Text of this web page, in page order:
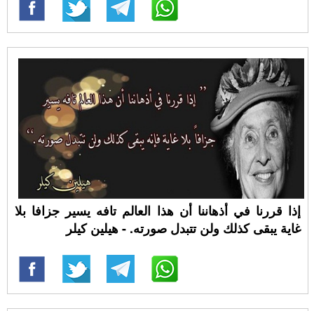
إذا قررنا في أذهاننا أن هذا العالم تافه يسير جزافا بلا
غاية يبقى كذلك ولن تتبدل صورته. - هيلين كيلر